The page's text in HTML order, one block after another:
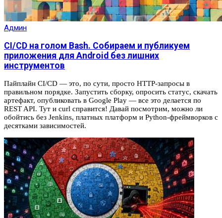
Админ
CI/CD на голом Bash. Собираем и публикуем
приложения для Android без лишних
инструментов
Пайплайн CI/CD — это, по сути, просто HTTP-запросы в
правильном порядке. Запустить сборку, опросить статус, скачать
артефакт, опубликовать в Google Play — все это делается по
REST API. Тут и curl справится! Давай посмотрим, можно ли
обойтись без Jenkins, платных платформ и Python-фреймворков с
десятками зависимостей.